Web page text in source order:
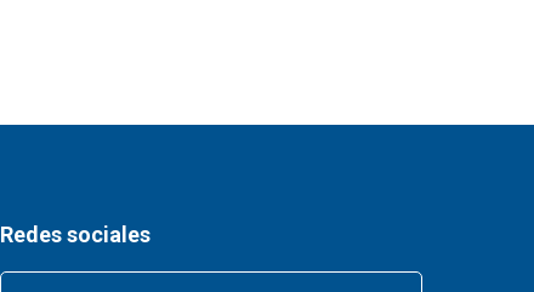
Redes sociales